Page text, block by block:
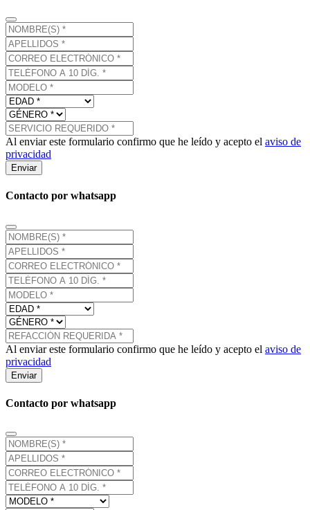
Al enviar este formulario confirmo que he leído y acepto el aviso de
privacidad
Enviar
Contacto por whatsapp
Al enviar este formulario confirmo que he leído y acepto el aviso de
privacidad
Enviar
Contacto por whatsapp